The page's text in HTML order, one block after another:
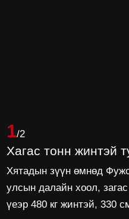
1/2
Хагас тонн жинтэй
Хятадын зүүн өмнөд
улсын далайн хоол,
үеэр 480 кг жинтэй, 330